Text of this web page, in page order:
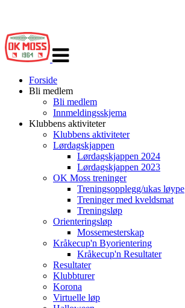
navigasjon
Forside
Bli medlem
Bli medlem
Innmeldingsskjema
Klubbens aktiviteter
Klubbens aktiviteter
Lørdagskjappen
Lørdagskjappen 2024
Lørdagskjappen 2023
OK Moss treninger
Treningsopplegg/ukas løype
Treninger med kveldsmat
Treningsløp
Orienteringsløp
Mossemesterskap
Kråkecup'n Byorientering
Kråkecup'n Resultater
Resultater
Klubbturer
Korona
Virtuelle løp